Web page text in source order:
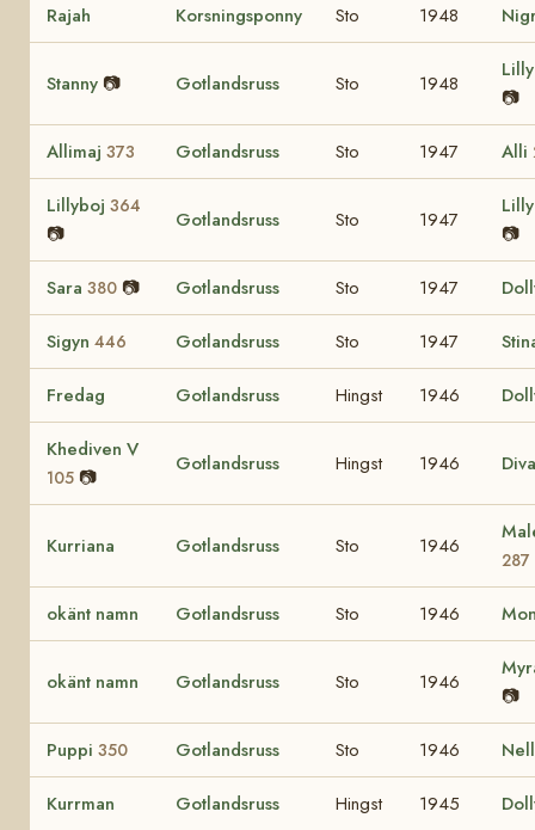
Rajah Korsningsponny Sto 1948
Stanny 📷 Gotlandsruss Sto 1948
📷
Allimaj 373 Gotlandsruss Sto 1947 Alli
Lillyboj 364
📷
Gotlandsruss Sto 1947
📷
Sara 380 📷 Gotlandsruss Sto 1947
Sigyn 446 Gotlandsruss Sto 1947
Fredag Gotlandsruss Hingst 1946
Khediven V
105 📷
Gotlandsruss Hingst 1946
Kurriana Gotlandsruss Sto 1946
287
okänt namn Gotlandsruss Sto 1946
okänt namn Gotlandsruss Sto 1946
📷
Puppi 350 Gotlandsruss Sto 1946
Kurrman Gotlandsruss Hingst 1945